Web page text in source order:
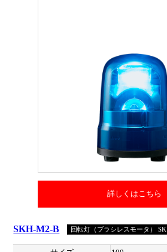
詳しくはこちら
SKH-M2-B 回転灯（ブラシレスモータ） SK